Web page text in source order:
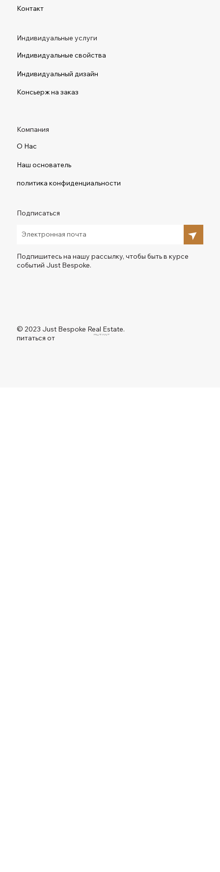
Контакт
Индивидуальные услуги
Индивидуальные свойства
Индивидуальный дизайн
Консьерж на заказ
Компания
О Нас
Наш основатель
политика конфиденциальности
Подписаться
Подпишитесь на нашу рассылку, чтобы быть в курсе
событий Just Bespoke.
© 2023 Just Bespoke Real Estate.
питаться от